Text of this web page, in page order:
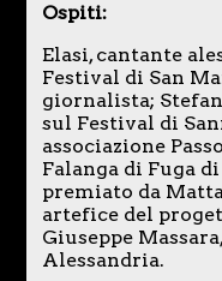
Ospiti:
Elasi, cantante
Festival di San
giornalista;
sul Festival di
associazione
Falanga di Fuga
premiato da
artefice del
Giuseppe
Alessandria.